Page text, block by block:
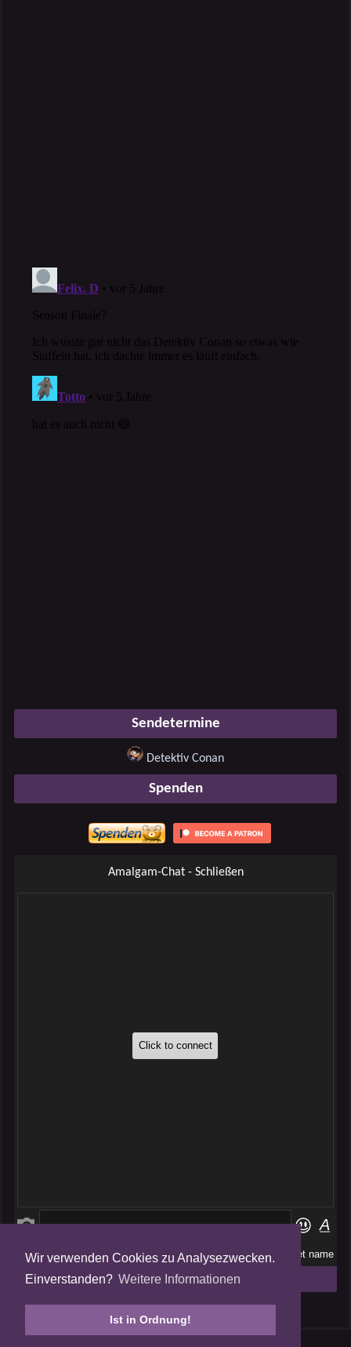
Wir verwenden Cookies zu Analysezwecken.
Einverstanden? Weitere Informationen
Ist in Ordnung!
Sendetermine
Detektiv Conan
Spenden
Amalgam-Chat - Schließen
Folge uns auf
Tweets by AmalgamFansubs